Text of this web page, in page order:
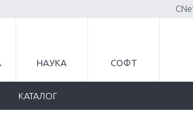
НАУКА СОФТ
КАТАЛОГ